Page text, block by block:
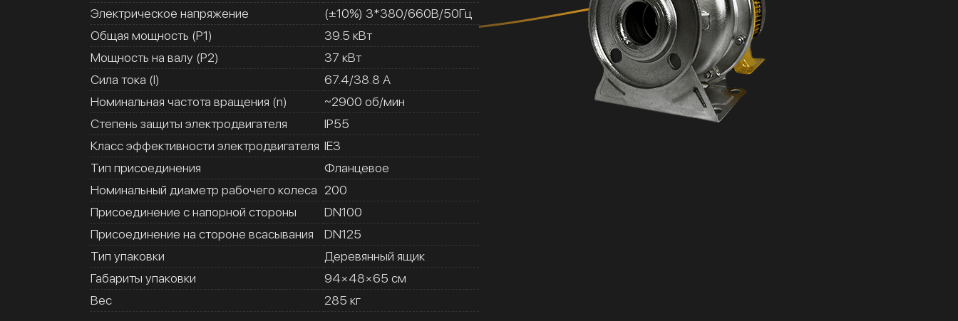
Электрическое напряжение
(±10%) 3*380/660В/50Гц
Общая мощность (Р1)
39.5 кВт
Мощность на валу (Р2)
37 кВт
Сила тока (I)
67.4/38.8 A
Номинальная частота вращения (n)
~2900 об/мин
Степень защиты электродвигателя
IP55
Класс эффективности электродвигателя IE3
Тип присоединения
Фланцевое
Номинальный диаметр рабочего колеса 200
Присоединение с напорной стороны
DN100
Присоединение на стороне всасывания
DN125
Тип упаковки
Деревянный ящик
Габариты упаковки
94×48×65 см
Вес
285 кг